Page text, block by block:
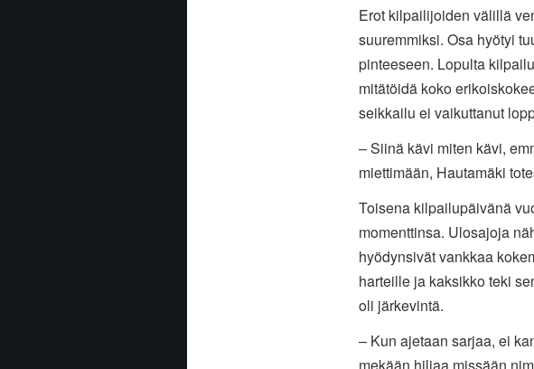
Erot kilpailijoiden välillä
suuremmiksi. Osa hyötyi
pinteeseen. Lopulta
mitätöidä koko
seikkailu ei vaikuttanut
– Siinä kävi miten kävi,
miettimään, Hautamäki
Toisena kilpailupäivänä
momenttinsa. Ulosajoja
hyödynsivät vankkaa
harteille ja kaksikko teki
oli järkevintä.
– Kun ajetaan sarjaa, ei